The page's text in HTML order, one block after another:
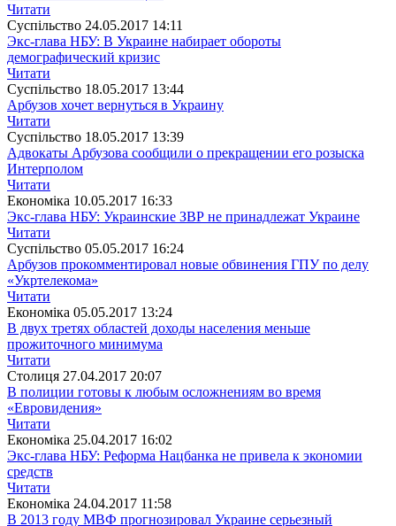
Читати
Суспiльство 24.05.2017 14:11
Экс-глава НБУ: В Украине набирает обороты
демографический кризис
Читати
Суспiльство 18.05.2017 13:44
Арбузов хочет вернуться в Украину
Читати
Суспiльство 18.05.2017 13:39
Адвокаты Арбузова сообщили о прекращении его розыска
Интерполом
Читати
Економіка 10.05.2017 16:33
Экс-глава НБУ: Украинские ЗВР не принадлежат Украине
Читати
Суспiльство 05.05.2017 16:24
Арбузов прокомментировал новые обвинения ГПУ по делу
«Укртелекома»
Читати
Економіка 05.05.2017 13:24
В двух третях областей доходы населения меньше
прожиточного минимума
Читати
Столиця 27.04.2017 20:07
В полиции готовы к любым осложнениям во время
«Евровидения»
Читати
Економіка 25.04.2017 16:02
Экс-глава НБУ: Реформа Нацбанка не привела к экономии
средств
Читати
Економіка 24.04.2017 11:58
В 2013 году МВФ прогнозировал Украине серьезный